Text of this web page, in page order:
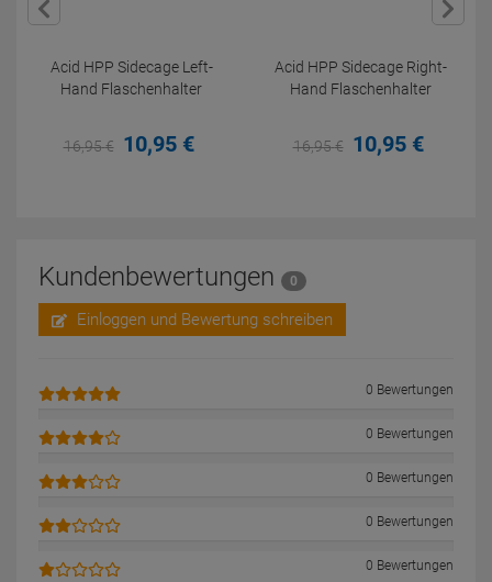
Acid HPP Sidecage Left-
Hand Flaschenhalter
16,95€ 10,95 €
Acid HPP Sidecage Right-
Hand Flaschenhalter
16,95€ 10,95 €
Kundenbewertungen 0
Einloggen und Bewertung schreiben
0 Bewertungen
0 Bewertungen
0 Bewertungen
0 Bewertungen
0 Bewertungen